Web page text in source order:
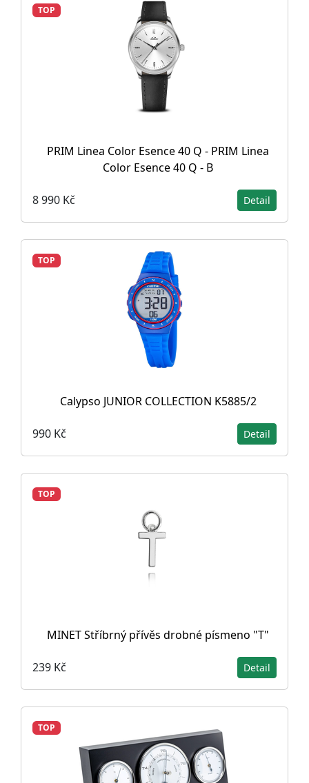
TOP
PRIM Linea Color Esence 40 Q - PRIM Linea
Color Esence 40 Q - B
8 990 Kč Detail
TOP
Calypso JUNIOR COLLECTION K5885/2
990 Kč Detail
TOP
MINET Stříbrný přívěs drobné písmeno "T"
239 Kč Detail
TOP